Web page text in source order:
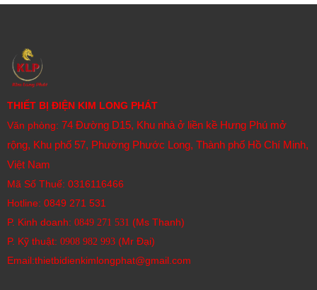
THIẾT BỊ ĐIỆN KIM LONG PHÁT
Văn phòng: 74 Đường D15, Khu nhà ở liền kề Hưng Phú mở
rộng, Khu phố 57, Phường Phước Long, Thành phố Hồ Chí Minh,
Việt Nam
Mã Số Thuế: 0316116466
Hotline: 0849 271 531
P. Kinh doanh: 0849 271 531 (Ms Thanh)
P. Kỹ thuật: 0908 982 993​ (Mr Đại)
Email:thietbidienkimlongphat@gmail.com